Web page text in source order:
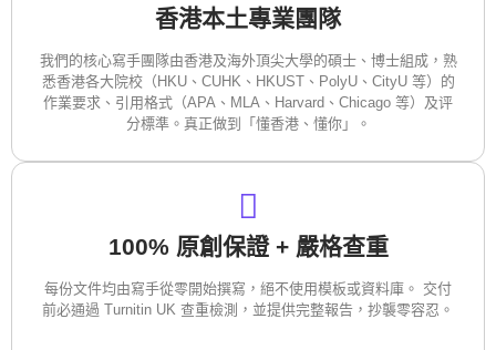
香港本土專業團隊
我們的核心寫手團隊由香港及海外頂尖大學的碩士、博士組成，熟
悉香港各大院校（HKU、CUHK、HKUST、PolyU、CityU 等）的
作業要求、引用格式（APA、MLA、Harvard、Chicago 等）及评
分標準。真正做到「懂香港、懂你」。
100% 原創保證 + 嚴格查重
每份文件均由寫手從零開始撰寫，絕不使用模板或資料庫。 交付
前必通過 Turnitin UK 查重檢測，並提供完整報告，抄襲零容忍。